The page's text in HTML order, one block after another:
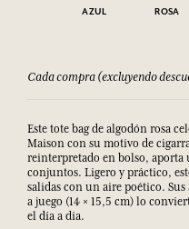
AZUL ROSA
Cada compra (excluyendo
Este tote bag de algodón rosa
Maison con su motivo de
reinterpretado en bolso,
conjuntos. Ligero y práctico,
salidas con un aire poético.
a juego (14 × 15,5 cm) lo
el día a día.